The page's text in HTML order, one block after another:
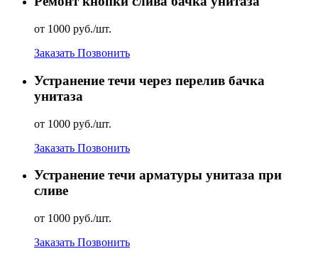
от 1000 руб./шт.
Заказать Позвонить
Устранение течи через перелив бачка
унитаза
от 1000 руб./шт.
Заказать Позвонить
Устранение течи арматуры унитаза при
сливе
от 1000 руб./шт.
Заказать Позвонить